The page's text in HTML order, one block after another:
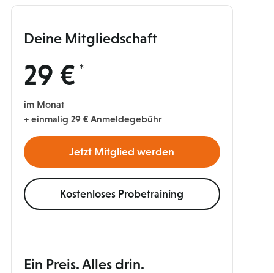
Deine Mitgliedschaft
29 €
im Monat
+ einmalig 29 € Anmeldegebühr
Jetzt Mitglied werden
Kostenloses Probetraining
Ein Preis. Alles drin.